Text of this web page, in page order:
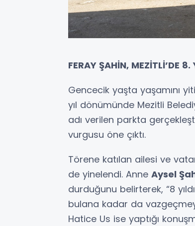
FERAY ŞAHİN, MEZİTLİ’DE
Gencecik yaşta yaşamını
yıl dönümünde Mezitli
adı verilen parkta
vurgusu öne çıktı.
Törene katılan ailesi ve
de yinelendi. Anne Aysel
durduğunu belirterek, “8
bulana kadar da
Hatice Us ise yaptığı